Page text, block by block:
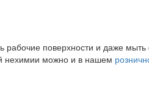
рабочие поверхности и даже
нехимии можно и в нашем